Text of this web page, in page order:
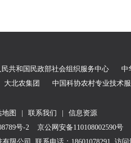
共和国民政部社会组织服务中心 中
大北农集团 中国科协农村专业技术
地图 联系我们
信息资源
号-2
京公网安备110108002590号